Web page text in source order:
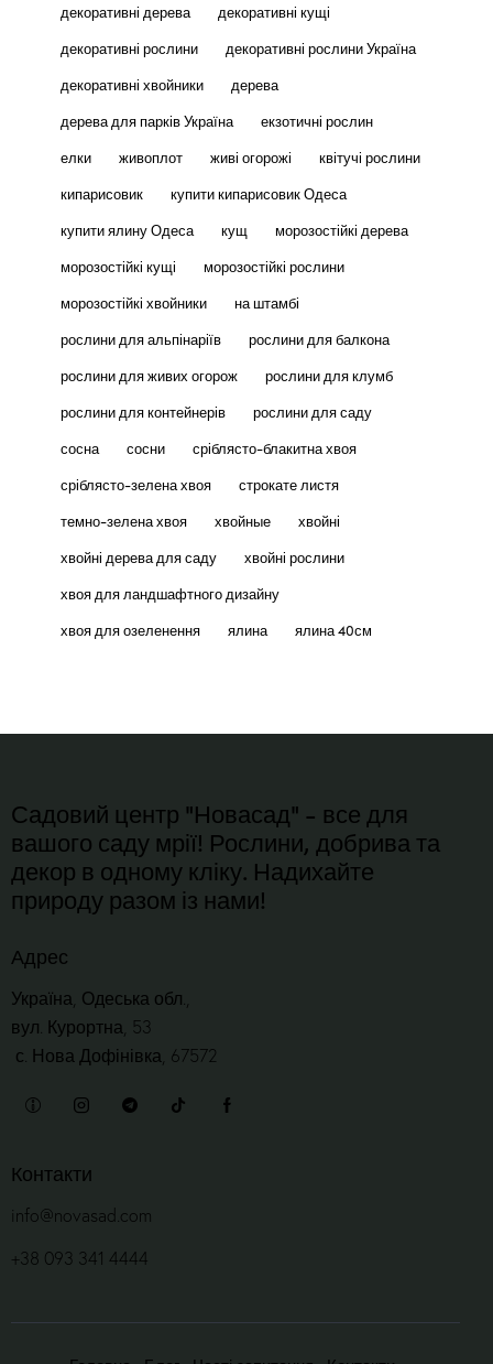
декоративні дерева
декоративні кущі
декоративні рослини
декоративні рослини Україна
декоративні хвойники
дерева
дерева для парків Україна
екзотичні рослин
елки
живоплот живі огорожі
квітучі рослини
кипарисовик
купити кипарисовик Одеса
купити ялину Одеса
кущ
морозостійкі дерева
морозостійкі кущі
морозостійкі рослини
морозостійкі хвойники
на штамбі
рослини для альпінаріїв
рослини для балкона
рослини для живих огорож
рослини для клумб
рослини для контейнерів
рослини для саду
сосна
сосни
сріблясто-блакитна хвоя
сріблясто-зелена хвоя
строкате листя
темно-зелена хвоя
хвойные
хвойні
хвойні дерева для саду
хвойні рослини
хвоя для ландшафтного дизайну
хвоя для озеленення
ялина ялина 40см
Садовий центр "Новасад" - все для
вашого саду мрії! Рослини, добрива та
декор в одному кліку. Надихайте
природу разом із нами!
Адрес
Україна, Одеська обл.,
вул. Курортна, 53
с. Нова Дофінівка, 67572
Контакти
info@novasad.com
+38 093 341 4444